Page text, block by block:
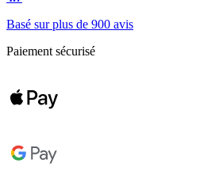
Basé sur plus de 900 avis
Paiement sécurisé